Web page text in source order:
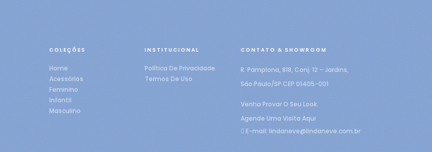
COLEÇÕES
Home
Acessórios
Feminino
Infantil
Masculino
INSTITUCIONAL
Política De Privacidade
Termos De Uso
CONTATO & SHOWROOM
R. Pamplona, 818, Conj. 12 – Jardins,
São Paulo/SP CEP 01405-001
Venha Provar O Seu Look.
Agende Uma Visita Aqui
E-mail: lindaneve@lindaneve.com.br